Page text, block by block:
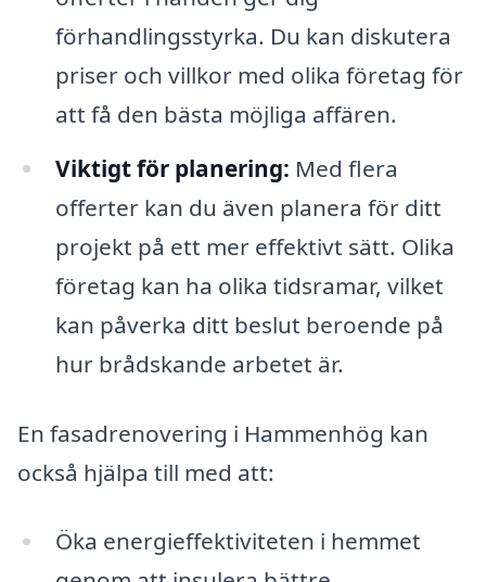
förhandlingsstyrka. Du kan diskutera
priser och villkor med olika företag för
att få den bästa möjliga affären.
Viktigt för planering: Med flera
offerter kan du även planera för ditt
projekt på ett mer effektivt sätt. Olika
företag kan ha olika tidsramar, vilket
kan påverka ditt beslut beroende på
hur brådskande arbetet är.
En fasadrenovering i Hammenhög kan
också hjälpa till med att:
Öka energieffektiviteten i hemmet